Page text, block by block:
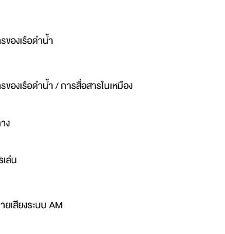
ของเรือดำน้ำ
ของเรือดำน้ำ / การสื่อสารในเหมือง
ง
ล่น
ยเสียงระบบ AM